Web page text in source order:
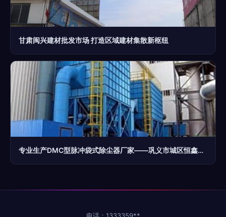
甘肃闽兴建材批发市场 打造区域建材集散新枢纽
专业生产DMC型脉冲袋式除尘器厂家——巩义市城区恒鑫建材机械厂产品供应解析